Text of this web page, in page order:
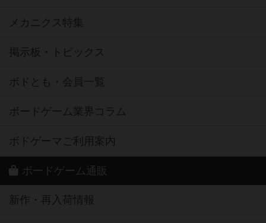
メカニクス特集
掲示板・トピックス
ボドとも・会員一覧
ボードゲーム業界コラム
ボドゲーマご利用案内
ボードゲーム通販
新作・再入荷情報